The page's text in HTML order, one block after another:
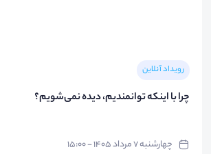
رویداد آنلاین
چرا با اینکه توانمندیم، دیده نمی‌شویم؟
چهارشنبه ۷ مرداد ۱۴۰۵ - ۱۵:۰۰